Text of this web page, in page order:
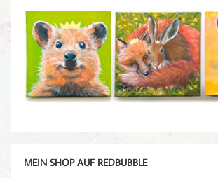
MEIN SHOP AUF REDBUBBLE